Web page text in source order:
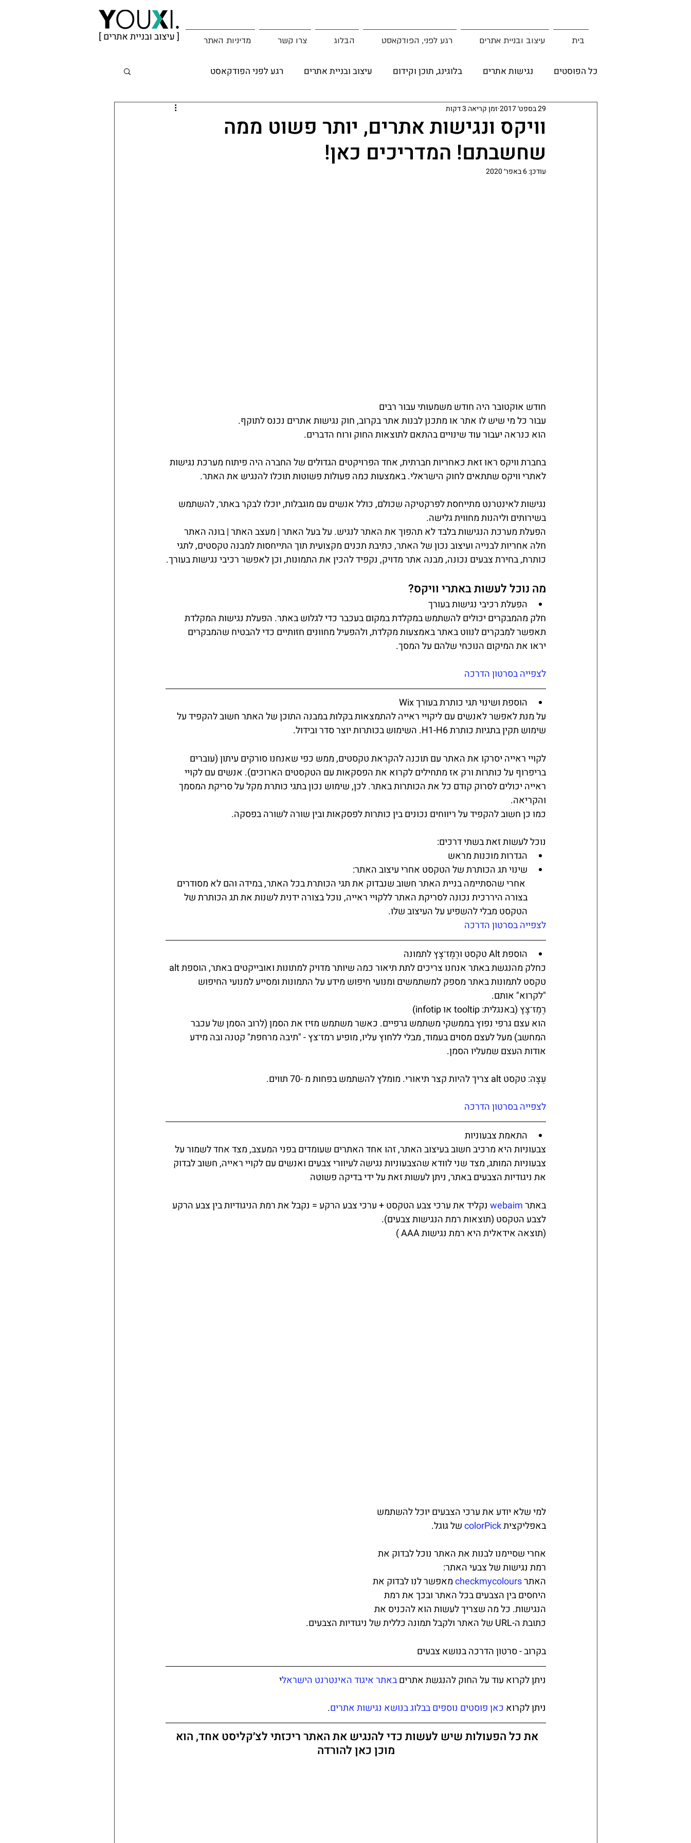
בית עיצוב ובניית אתרים רגע לפני, הפודקאסט הבלוג צרו קשר מדיניות האתר
כל הפוסטים נגישות אתרים בלוגינג, תוכן וקידום עיצוב ובניית אתרים רגע לפני הפודקאסט
צבעים ותמונות מקרי בוחן פוסט אורח
וויקס ונגישות אתרים, יותר פשוט ממה
שחשבתם! המדריכים כאן!
29 בספט׳ 2017 זמן קריאה 3 דקות
עודכן:6 באפר׳ 2020
חודש אוקטובר היה חודש משמעותי עבור רבים
עבור כל מי שיש לו אתר או מתכנן לבנות אתר בקרוב, חוק נגישות אתרים נכנס לתוקף.
הוא כנראה יעבור עוד שינויים בהתאם לתוצאות החוק ורוח הדברים.
בחברת וויקס ראו זאת כאחריות חברתית, אחד הפרויקטים הגדולים של החברה היה פיתוח מערכת נגישות
לאתרי וויקס שתתאים לחוק הישראלי. באמצעות כמה פעולות פשוטות תוכלו להנגיש את האתר.
נגישות לאינטרנט מתייחסת לפרקטיקה שכולם, כולל אנשים עם מוגבלות, יוכלו לבקר באתר, להשתמש
בשירותים וליהנות מחווית גלישה.
הפעלת מערכת הנגישות בלבד לא תהפוך את האתר לנגיש. על בעל האתר | מעצב האתר | בונה האתר
חלה אחריות לבנייה ועיצוב נכון של האתר, כתיבת תכנים מקצועית תוך התייחסות למבנה טקסטים, לתגי
כותרת, בחירת צבעים נכונה, מבנה אתר מדויק, נקפיד להכין את התמונות, וכן לאפשר רכיבי נגישות בעורך.
מה נוכל לעשות באתרי וויקס?
הפעלת רכיבי נגישות בעורך
חלק מהמבקרים יכולים להשתמש במקלדת במקום בעכבר כדי לגלוש באתר. הפעלת נגישות המקלדת
תאפשר למבקרים לנווט באתר באמצעות מקלדת, ולהפעיל מחוונים חזותיים כדי להבטיח שהמבקרים
יראו את המיקום הנוכחי שלהם על המסך.
לצפייה בסרטון הדרכה
הוספת ושינוי תגי כותרת בעורך Wix
על מנת לאפשר לאנשים עם ליקויי ראייה להתמצאות בקלות במבנה התוכן של האתר חשוב להקפיד על
שימוש תקין בתגיות כותרת H1-H6. השימוש בכותרות יוצר סדר ובידול.
לקויי ראייה יסרקו את האתר עם תוכנה להקראת טקסטים, ממש כפי שאנחנו סורקים עיתון (עוברים
בריפרוף על כותרות ורק אז מתחילים לקרוא את הפסקאות עם הטקסטים הארוכים). אנשים עם לקויי
ראייה יכולים לסרוק קודם כל את הכותרות באתר. לכן, שימוש נכון בתגי כותרת מקל על סריקת המסמך
והקריאה.
כמו כן חשוב להקפיד על ריווחים נכונים בין כותרות לפסקאות ובין שורה לשורה בפסקה.
נוכל לעשות זאת בשתי דרכים:
הגדרות מוכנות מראש
שינוי תג הכותרת של הטקסט אחרי עיצוב האתר:
אחרי שהסתיימה בניית האתר חשוב שנבדוק את תגי הכותרת בכל האתר, במידה והם לא מסודרים
בצורה היררכית נכונה לסריקת האתר ללקויי ראייה, נוכל בצורה ידנית לשנות את תג הכותרת של
הטקסט מבלי להשפיע על העיצוב שלו.
לצפייה בסרטון הדרכה
הוספת Alt טקסט ורֶמֶז־צָץ לתמונה
טקסט לתמונות באתר מספק למשתמשים ומנועי חיפוש מידע על התמונות ומסייע למנועי החיפוש
"לקרוא" אותם.
רֶמֶז־צָץ (באנגלית: tooltip או infotip)
הוא עצם גרפי נפוץ בממשקי משתמש גרפיים. כאשר משתמש מזיז את הסמן (לרוב הסמן של עכבר
המחשב) מעל לעצם מסוים בעמוד, מבלי ללחוץ עליו, מופיע רמז־צץ - "תיבה מרחפת" קטנה ובה מידע
אודות העצם שמעליו הסמן.
עֵצָה: טקסט alt צריך להיות קצר תיאורי. מומלץ להשתמש בפחות מ -70 תווים.
לצפייה בסרטון הדרכה
התאמת צבעוניות
צבעוניות היא מרכיב חשוב בעיצוב האתר, זהו אחד האתרים שעומדים בפני המעצב, מצד אחד לשמור על
צבעוניות המותג, מצד שני לוודא שהצבעוניות נגישה לעיוורי צבעים ואנשים עם לקויי ראייה, חשוב לבדוק
את ניגודיות הצבעים באתר, ניתן לעשות זאת על ידי בדיקה פשוטה
באתר webaim נקליד את ערכי צבע הטקסט + ערכי צבע הרקע = נקבל את רמת הניגודיות בין צבע הרקע
לצבע הטקסט (תוצאות רמת הנגישות צבעים).
(תוצאה אידאלית היא רמת נגישות AAA )
למי שלא יודע את ערכי הצבעים יוכל להשתמש
באפליקצית colorPick של גוגל.
אחרי שסיימנו לבנות את האתר נוכל לבדוק את
רמת נגישות של צבעי האתר:
האתר checkmycolours מאפשר לנו לבדוק את
היחסים בין הצבעים בכל האתר ובכך את רמת
הנגישות. כל מה שצריך לעשות הוא להכניס את
כתובת ה-URL של האתר ולקבל תמונה כללית של ניגודיות הצבעים.
בקרוב - סרטון הדרכה בנושא צבעים
ניתן לקרוא עוד על החוק להנגשת אתרים באתר איגוד האינטרנט הישראלי
ניתן לקרוא כאן פוסטים נוספים בבלוג בנושא נגישות אתרים.
את כל הפעולות שיש לעשות כדי להנגיש את האתר ריכזתי לצ׳קליסט אחד, הוא
מוכן כאן להורדה